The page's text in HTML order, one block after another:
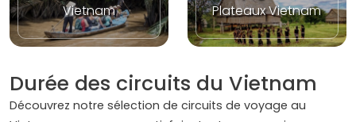
Vietnam
Plateaux Vietnam
Durée des circuits du Vietnam
Découvrez notre sélection de circuits de voyage au